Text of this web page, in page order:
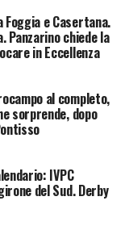
e Casertana.
Panzarino chiede la
in Eccellenza
al completo,
sorprende, dopo
IVPC
del Sud. Derby